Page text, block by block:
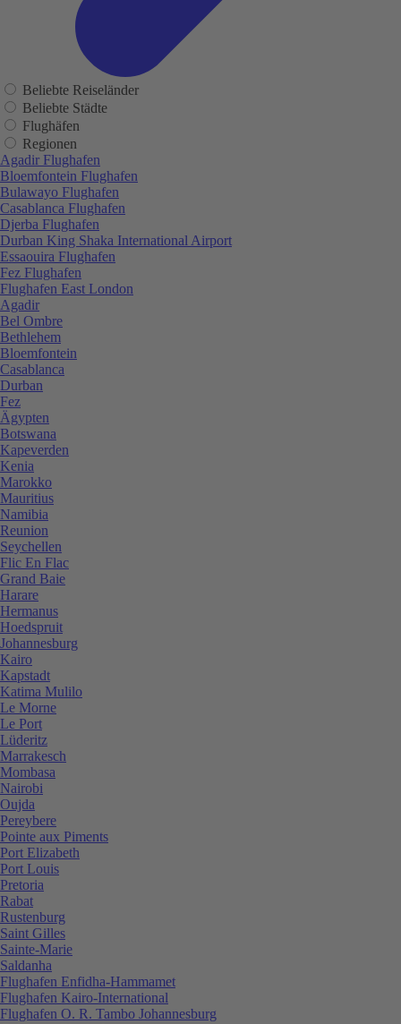
Beliebte Reiseländer
Beliebte Städte
Flughäfen
Regionen
Agadir Flughafen
Bloemfontein Flughafen
Bulawayo Flughafen
Casablanca Flughafen
Djerba Flughafen
Durban King Shaka International Airport
Essaouira Flughafen
Fez Flughafen
Flughafen East London
Agadir
Bel Ombre
Bethlehem
Bloemfontein
Casablanca
Durban
Fez
Ägypten
Botswana
Kapeverden
Kenia
Marokko
Mauritius
Namibia
Reunion
Seychellen
Flic En Flac
Grand Baie
Harare
Hermanus
Hoedspruit
Johannesburg
Kairo
Kapstadt
Katima Mulilo
Le Morne
Le Port
Lüderitz
Marrakesch
Mombasa
Nairobi
Oujda
Pereybere
Pointe aux Piments
Port Elizabeth
Port Louis
Pretoria
Rabat
Rustenburg
Saint Gilles
Sainte-Marie
Saldanha
Flughafen Enfidha-Hammamet
Flughafen Kairo-International
Flughafen O. R. Tambo Johannesburg